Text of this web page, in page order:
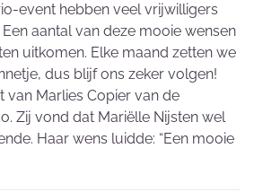
event hebben veel vrijwilligers
aantal van deze mooie wensen
uitkomen. Elke maand zetten we
dus blijf ons zeker volgen!
van Marlies Copier van de
Zij vond dat Mariëlle Nijsten wel
Haar wens luidde: “Een mooie